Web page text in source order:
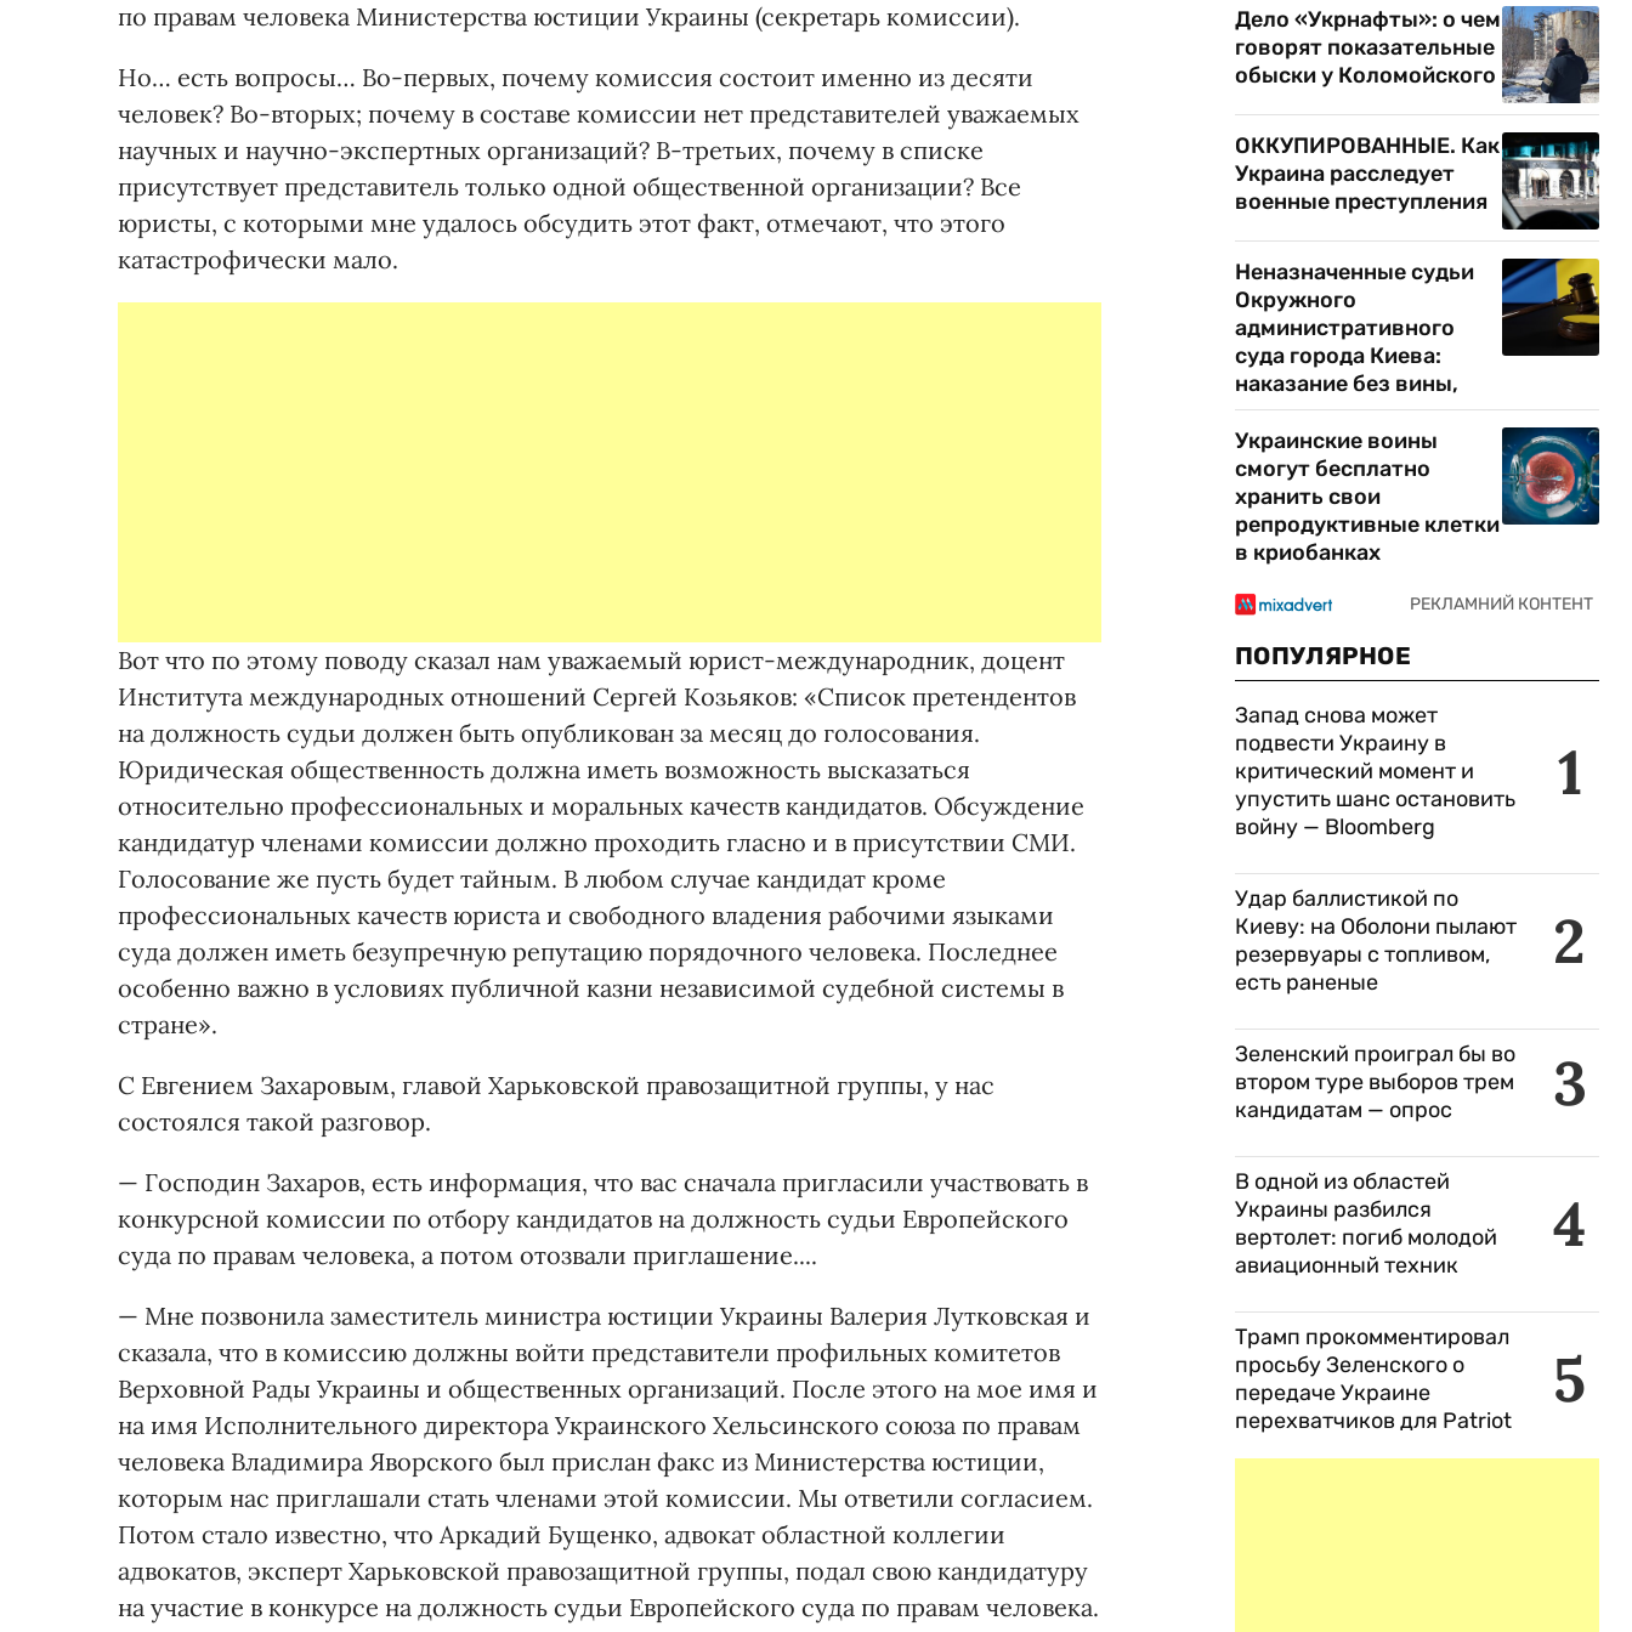
по правам человека Министерства юстиции Украины (секретарь комиссии).
Но… есть вопросы… Во-первых, почему комиссия состоит именно из десяти
человек? Во-вторых; почему в составе комиссии нет представителей уважаемых
научных и научно-экспертных организаций? В-третьих, почему в списке
присутствует представитель только одной общественной организации? Все
юристы, с которыми мне удалось обсудить этот факт, отмечают, что этого
катастрофически мало.
Вот что по этому поводу сказал нам уважаемый юрист-международник, доцент
Института международных отношений Сергей Козьяков: «Список претендентов
на должность судьи должен быть опубликован за месяц до голосования.
Юридическая общественность должна иметь возможность высказаться
относительно профессиональных и моральных качеств кандидатов. Обсуждение
кандидатур членами комиссии должно проходить гласно и в присутствии СМИ.
Голосование же пусть будет тайным. В любом случае кандидат кроме
профессиональных качеств юриста и свободного владения рабочими языками
суда должен иметь безупречную репутацию порядочного человека. Последнее
особенно важно в условиях публичной казни независимой судебной системы в
стране».
С Евгением Захаровым, главой Харьковской правозащитной группы, у нас
состоялся такой разговор.
— Господин Захаров, есть информация, что вас сначала пригласили участвовать в
конкурсной комиссии по отбору кандидатов на должность судьи Европейского
суда по правам человека, а потом отозвали приглашение....
— Мне позвонила заместитель министра юстиции Украины Валерия Лутковская и
сказала, что в комиссию должны войти представители профильных комитетов
Верховной Рады Украины и общественных организаций. После этого на мое имя и
на имя Исполнительного директора Украинского Хельсинского союза по правам
человека Владимира Яворского был прислан факс из Министерства юстиции,
которым нас приглашали стать членами этой комиссии. Мы ответили согласием.
Потом стало известно, что Аркадий Бущенко, адвокат областной коллегии
адвокатов, эксперт Харьковской правозащитной группы, подал свою кандидатуру
на участие в конкурсе на должность судьи Европейского суда по правам человека.
Дело «Укрнафты»: о чем
говорят показательные
обыски у Коломойского
ОККУПИРОВАННЫЕ. Как
Украина расследует
военные преступления
Неназначенные судьи
Окружного
административного
суда города Киева:
наказание без вины,
Украинские воины
смогут бесплатно
хранить свои
репродуктивные клетки
в криобанках
ПОПУЛЯРНОЕ
1
Запад снова может
подвести Украину в
критический момент и
упустить шанс остановить
войну — Bloomberg
2
Удар баллистикой по
Киеву: на Оболони пылают
резервуары с топливом,
есть раненые
3
Зеленский проиграл бы во
втором туре выборов трем
кандидатам — опрос
4
В одной из областей
Украины разбился
вертолет: погиб молодой
авиационный техник
5
Трамп прокомментировал
просьбу Зеленского о
передаче Украине
перехватчиков для Patriot